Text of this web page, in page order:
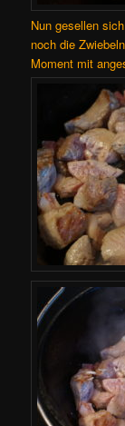
Nun gesellen
noch die
Moment mit